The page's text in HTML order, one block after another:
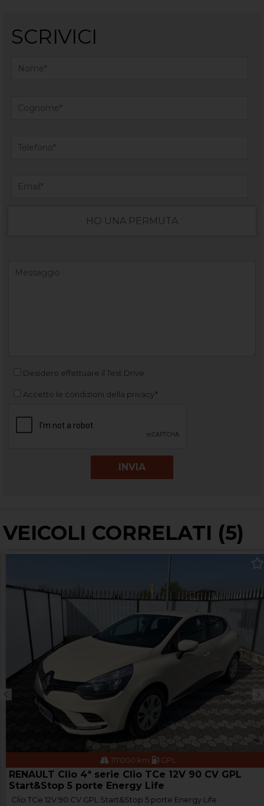
SCRIVICI
HO UNA PERMUTA
Desidero effettuare il Test Drive
Accetto le condizioni della privacy*
VEICOLI CORRELATI (5)
117000 km GPL
RENAULT Clio 4ª serie Clio TCe 12V 90 CV GPL
Start&Stop 5 porte Energy Life
Clio TCe 12V 90 CV GPL Start&Stop 5 porte Energy Life